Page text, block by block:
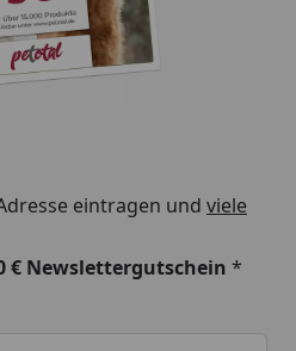
eintragen und viele
€ Newslettergutschein *